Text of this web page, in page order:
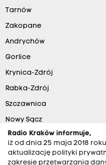
Tarnów
Zakopane
Andrychów
Gorlice
Krynica-Zdrój
Rabka-Zdrój
Szczawnica
Nowy Sącz
Radio Kraków informuje,
iż od dnia 25 maja 2018
aktualizację polityki
zakresie przetwarzania